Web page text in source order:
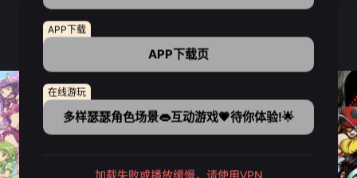
APP下载
APP下载页
在线游玩
多样瑟瑟角色场景👄互动游戏💗待你体验!🌟
加载失败或播放缓慢，请使用VPN